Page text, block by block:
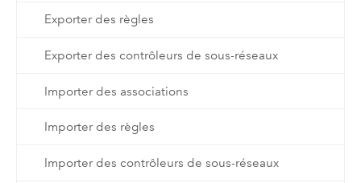
Exporter des règles
Exporter des contrôleurs de sous-réseaux
Importer des associations
Importer des règles
Importer des contrôleurs de sous-réseaux